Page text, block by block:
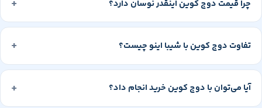
قیمت دوج کوین اینقدر نوسان دارد؟
دوج کوین با شیبا اینو چیست؟
می‌توان با دوج کوین خرید انجام داد؟